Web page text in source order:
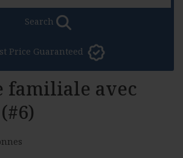
Search
Price Guaranteed
familiale avec